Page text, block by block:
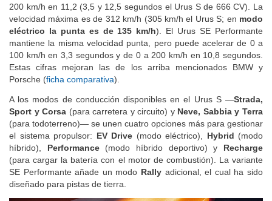
200 km/h en 11,2 (3,5 y 12,5 segundos el Urus S de 666 CV). La
velocidad máxima es de 312 km/h (305 km/h el Urus S; en modo
eléctrico la punta es de 135 km/h). El Urus SE Performante
mantiene la misma velocidad punta, pero puede acelerar de 0 a
100 km/h en 3,3 segundos y de 0 a 200 km/h en 10,8 segundos.
Estas cifras mejoran las de los arriba mencionados BMW y
Porsche (ficha comparativa).
A los modos de conducción disponibles en el Urus S —Strada,
Sport y Corsa (para carretera y circuito) y Neve, Sabbia y Terra
(para todoterreno)— se unen cuatro opciones más para gestionar
el sistema propulsor: EV Drive (modo eléctrico), Hybrid (modo
híbrido), Performance(modo híbrido deportivo) y Recharge
(para cargar la batería con el motor de combustión). La variante
SE Performante añade un modo Rally adicional, el cual ha sido
diseñado para pistas de tierra.